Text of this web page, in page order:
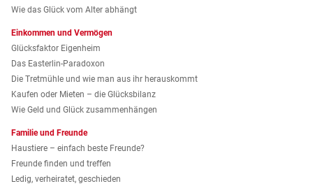
Wie das Glück vom Alter abhängt
Einkommen und Vermögen
Glücksfaktor Eigenheim
Das Easterlin-Paradoxon
Die Tretmühle und wie man aus ihr herauskommt
Kaufen oder Mieten – die Glücksbilanz
Wie Geld und Glück zusammenhängen
Familie und Freunde
Haustiere – einfach beste Freunde?
Freunde finden und treffen
Ledig, verheiratet, geschieden